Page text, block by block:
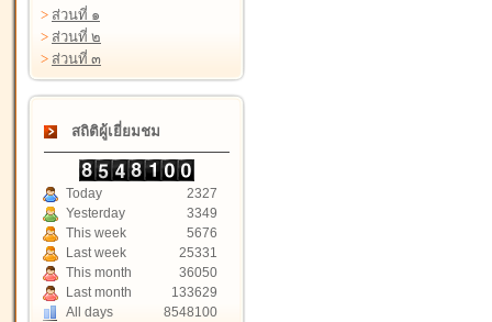
> ส่วนที่ ๑
> ส่วนที่ ๒
> ส่วนที่ ๓
สถิติผู้เยี่ยมชม
Today
2327
Yesterday
3349
This week
5676
Last week
25331
This month
36050
Last month
133629
All days
8548100